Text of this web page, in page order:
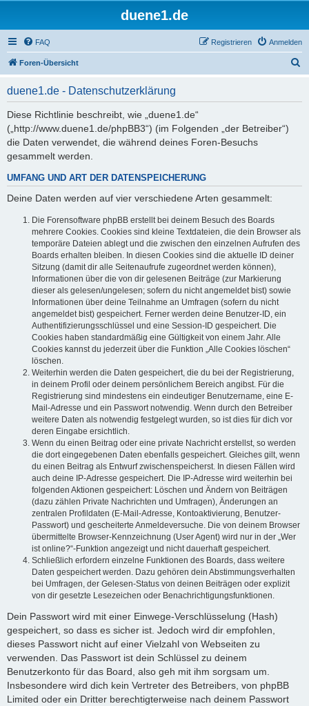
duene1.de
FAQ Anmelden
Registrieren
Foren-Übersicht
duene1.de - Datenschutzerklärung
Diese Richtlinie beschreibt, wie „duene1.de“
(„http://www.duene1.de/phpBB3“) (im Folgenden „der Betreiber“)
die Daten verwendet, die während deines Foren-Besuchs
gesammelt werden.
UMFANG UND ART DER DATENSPEICHERUNG
Deine Daten werden auf vier verschiedene Arten gesammelt:
Die Forensoftware phpBB erstellt bei deinem Besuch des Boards
mehrere Cookies. Cookies sind kleine Textdateien, die dein Browser als
temporäre Dateien ablegt und die zwischen den einzelnen Aufrufen des
Boards erhalten bleiben. In diesen Cookies sind die aktuelle ID deiner
Sitzung (damit dir alle Seitenaufrufe zugeordnet werden können),
Informationen über die von dir gelesenen Beiträge (zur Markierung
dieser als gelesen/ungelesen; sofern du nicht angemeldet bist) sowie
Informationen über deine Teilnahme an Umfragen (sofern du nicht
angemeldet bist) gespeichert. Ferner werden deine Benutzer-ID, ein
Authentifizierungsschlüssel und eine Session-ID gespeichert. Die
Cookies haben standardmäßig eine Gültigkeit von einem Jahr. Alle
Cookies kannst du jederzeit über die Funktion „Alle Cookies löschen“
löschen.
Weiterhin werden die Daten gespeichert, die du bei der Registrierung,
in deinem Profil oder deinem persönlichem Bereich angibst. Für die
Registrierung sind mindestens ein eindeutiger Benutzername, eine E-
Mail-Adresse und ein Passwort notwendig. Wenn durch den Betreiber
weitere Daten als notwendig festgelegt wurden, so ist dies für dich vor
deren Eingabe ersichtlich.
Wenn du einen Beitrag oder eine private Nachricht erstellst, so werden
die dort eingegebenen Daten ebenfalls gespeichert. Gleiches gilt, wenn
du einen Beitrag als Entwurf zwischenspeicherst. In diesen Fällen wird
auch deine IP-Adresse gespeichert. Die IP-Adresse wird weiterhin bei
folgenden Aktionen gespeichert: Löschen und Ändern von Beiträgen
(dazu zählen Private Nachrichten und Umfragen), Änderungen an
zentralen Profildaten (E-Mail-Adresse, Kontoaktivierung, Benutzer-
Passwort) und gescheiterte Anmeldeversuche. Die von deinem Browser
übermittelte Browser-Kennzeichnung (User Agent) wird nur in der „Wer
ist online?“-Funktion angezeigt und nicht dauerhaft gespeichert.
Schließlich erfordern einzelne Funktionen des Boards, dass weitere
Daten gespeichert werden. Dazu gehören dein Abstimmungsverhalten
bei Umfragen, der Gelesen-Status von deinen Beiträgen oder explizit
von dir gesetzte Lesezeichen oder Benachrichtigungsfunktionen.
Dein Passwort wird mit einer Einwege-Verschlüsselung (Hash)
gespeichert, so dass es sicher ist. Jedoch wird dir empfohlen,
dieses Passwort nicht auf einer Vielzahl von Webseiten zu
verwenden. Das Passwort ist dein Schlüssel zu deinem
Benutzerkonto für das Board, also geh mit ihm sorgsam um.
Insbesondere wird dich kein Vertreter des Betreibers, von phpBB
Limited oder ein Dritter berechtigterweise nach deinem Passwort